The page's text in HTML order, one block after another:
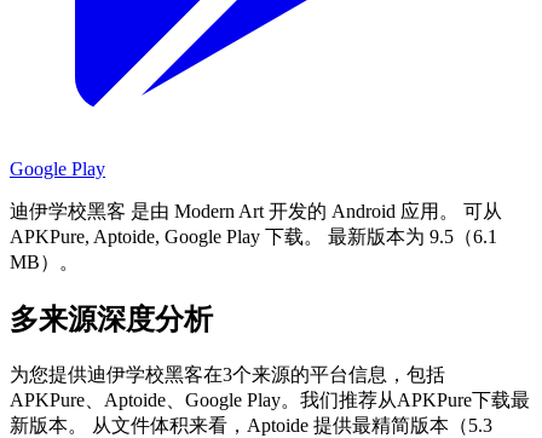
Google Play
迪伊学校黑客 是由 Modern Art 开发的 Android 应用。
可从
APKPure, Aptoide, Google Play 下载。
最新版本为 9.5（6.1
MB）。
多来源深度分析
为您提供迪伊学校黑客在3个来源的平台信息，包括
APKPure、Aptoide、Google Play。我们推荐从APKPure下载最
新版本。 从文件体积来看，Aptoide 提供最精简版本（5.3